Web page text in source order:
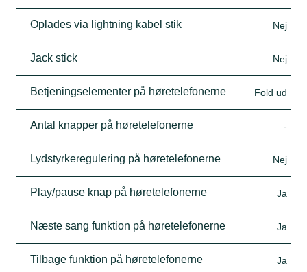
Oplades via lightning kabel stik Nej
Jack stick Nej
Betjeningselementer på høretelefonerne Fold ud
Antal knapper på høretelefonerne -
Lydstyrkeregulering på høretelefonerne Nej
Play/pause knap på høretelefonerne Ja
Næste sang funktion på høretelefonerne Ja
Tilbage funktion på høretelefonerne Ja